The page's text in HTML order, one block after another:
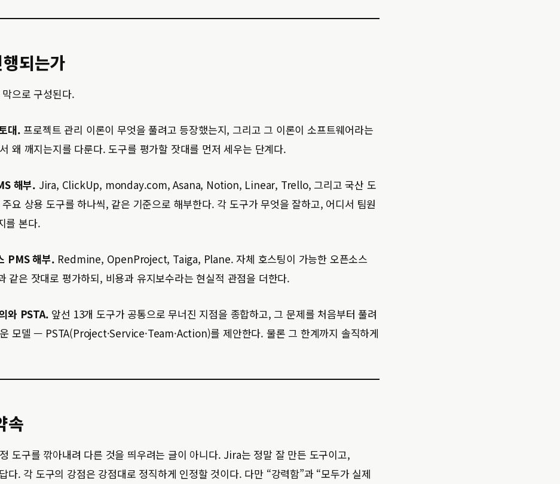
되는가
으로 구성된다.
대. 프로젝트 관리 이론이 무엇을 풀려고 등장했는지, 그리고 그 이론이 소프트웨어라는
왜 깨지는지를 다룬다. 도구를 평가할 잣대를 먼저 세우는 단계다.
해부. Jira, ClickUp, monday.com, Asana, Notion, Linear, Trello, 그리고 국산 도
요 상용 도구를 하나씩, 같은 기준으로 해부한다. 각 도구가 무엇을 잘하고, 어디서 팀원
를 본다.
PMS 해부. Redmine, OpenProject, Taiga, Plane. 자체 호스팅이 가능한 오픈소스
같은 잣대로 평가하되, 비용과 유지보수라는 현실적 관점을 더한다.
와 PSTA. 앞선 13개 도구가 공통으로 무너진 지점을 종합하고, 그 문제를 처음부터 풀려
모델 — PSTA(Project·Service·Team·Action)를 제안한다. 물론 그 한계까지 솔직하게
속
도구를 깎아내려 다른 것을 띄우려는 글이 아니다. Jira는 정말 잘 만든 도구이고,
다. 각 도구의 강점은 강점대로 정직하게 인정할 것이다. 다만 “강력함”과 “모두가 실제